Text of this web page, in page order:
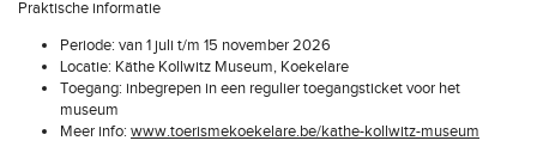
Praktische informatie
Periode: van 1 juli t/m 15 november 2026
Locatie: Käthe Kollwitz Museum, Koekelare
Toegang: inbegrepen in een regulier toegangsticket voor het
museum
Meer info: www.toerismekoekelare.be/kathe-kollwitz-museum